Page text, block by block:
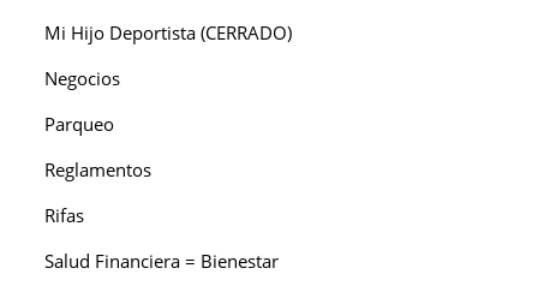
Mi Hijo Deportista (CERRADO)
Negocios
Parqueo
Reglamentos
Rifas
Salud Financiera = Bienestar